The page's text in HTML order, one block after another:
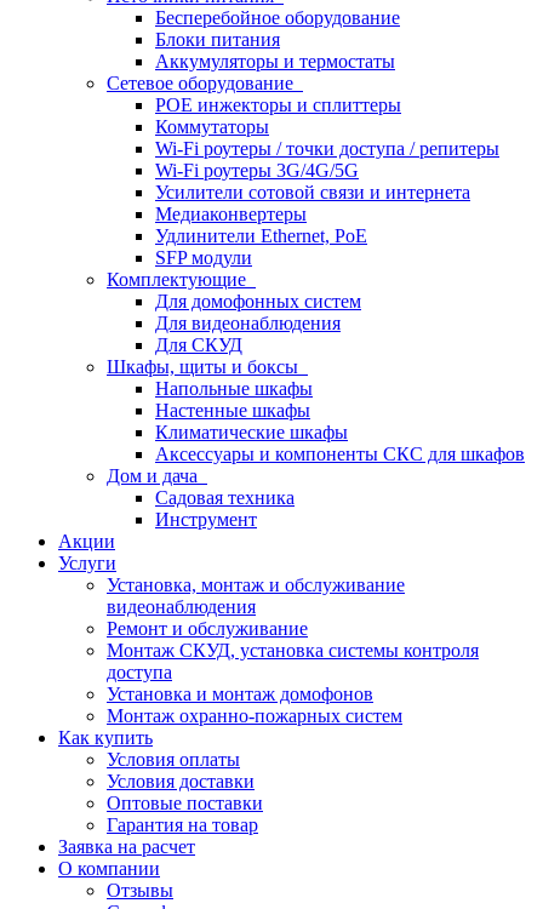
Бесперебойное оборудование
Блоки питания
Аккумуляторы и термостаты
Сетевое оборудование
POE инжекторы и сплиттеры
Коммутаторы
Wi-Fi роутеры / точки доступа / репитеры
Wi-Fi роутеры 3G/4G/5G
Усилители сотовой связи и интернета
Медиаконвертеры
Удлинители Ethernet, PoE
SFP модули
Комплектующие
Для домофонных систем
Для видеонаблюдения
Для СКУД
Шкафы, щиты и боксы
Напольные шкафы
Настенные шкафы
Климатические шкафы
Аксессуары и компоненты СКС для шкафов
Дом и дача
Садовая техника
Инструмент
Акции
Услуги
Установка, монтаж и обслуживание
видеонаблюдения
Ремонт и обслуживание
Монтаж СКУД, установка системы контроля
доступа
Установка и монтаж домофонов
Монтаж охранно-пожарных систем
Как купить
Условия оплаты
Условия доставки
Оптовые поставки
Гарантия на товар
Заявка на расчет
О компании
Отзывы